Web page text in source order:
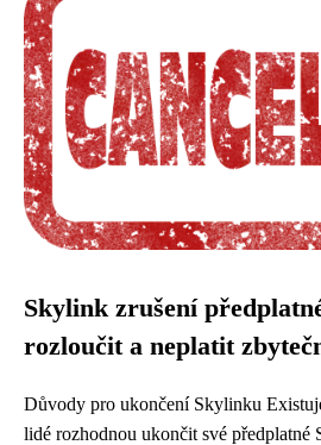
Skylink zrušení
rozloučit a neplatit
Důvody pro ukončení Skylinku
lidé rozhodnou ukončit své předplatné